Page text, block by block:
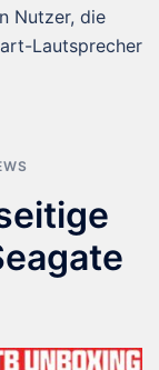
Nutzer, die
Lautsprecher